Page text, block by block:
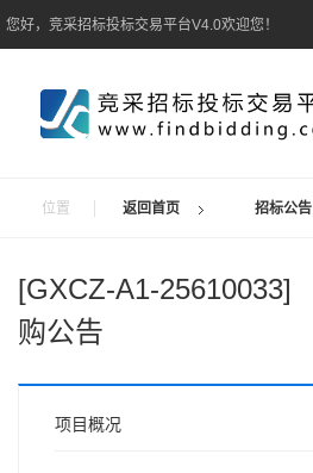
您好，竞采招标投标交易平台V4.0欢迎您！
位置 返回首页 招标公告
[GXCZ-A1-25610033]
购公告
项目概况